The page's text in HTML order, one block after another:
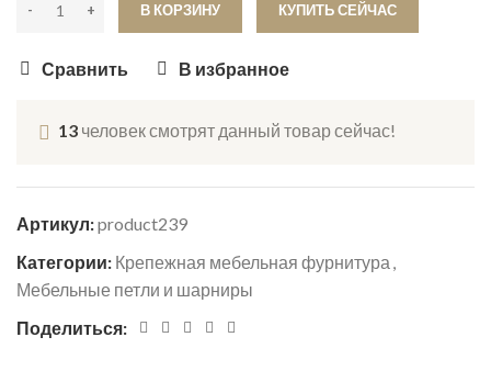
В КОРЗИНУ КУПИТЬ СЕЙЧАС
Сравнить В избранное
13 человек смотрят данный товар сейчас!
Артикул:product239
Категории: Крепежная мебельная фурнитура ,
Мебельные петли и шарниры
Поделиться: